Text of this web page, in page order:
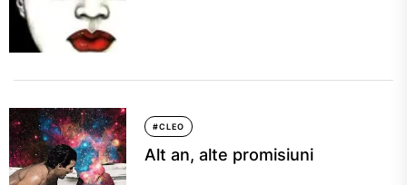
#CLEO
Alt an, alte promisiuni